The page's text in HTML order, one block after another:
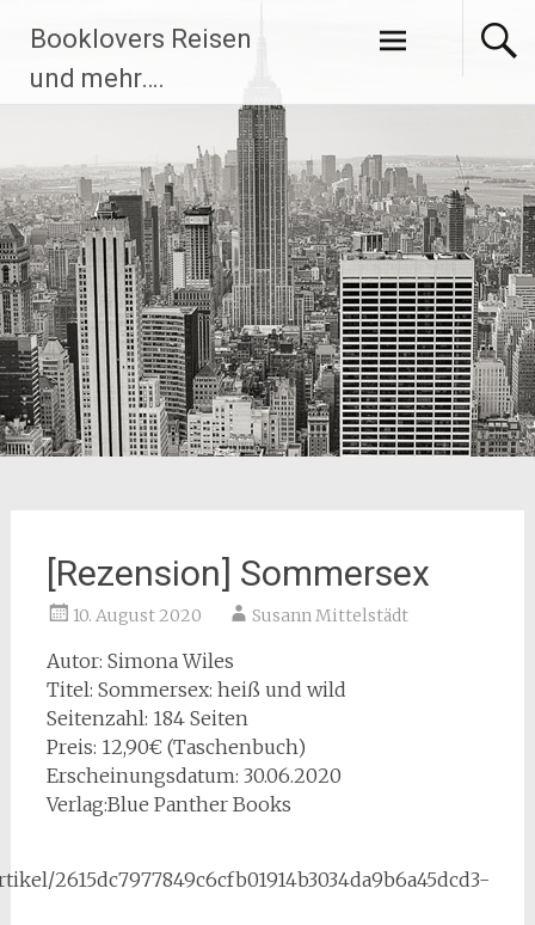
Inhalt
springen
Booklovers Reisen
und mehr….
[Rezension] Sommersex
10. August 2020 Susann Mittelstädt
Autor: Simona Wiles
Titel: Sommersex: heiß und wild
Seitenzahl: 184 Seiten
Preis: 12,90€ (Taschenbuch)
Erscheinungsdatum: 30.06.2020
Verlag:Blue Panther Books